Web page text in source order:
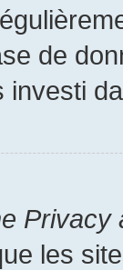
de
investi
Privacy
les